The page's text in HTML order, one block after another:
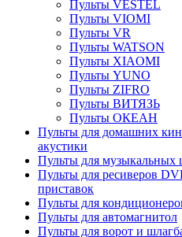
Пульты VESTEL
Пульты VIOMI
Пульты VR
Пульты WATSON
Пульты XIAOMI
Пульты YUNO
Пульты ZIFRO
Пульты ВИТЯЗЬ
Пульты ОКЕАН
Пульты для домашних
акустики
Пульты для музыкальных
Пульты для ресиверов
приставок
Пульты для
Пульты для автомагнитол
Пульты для ворот и